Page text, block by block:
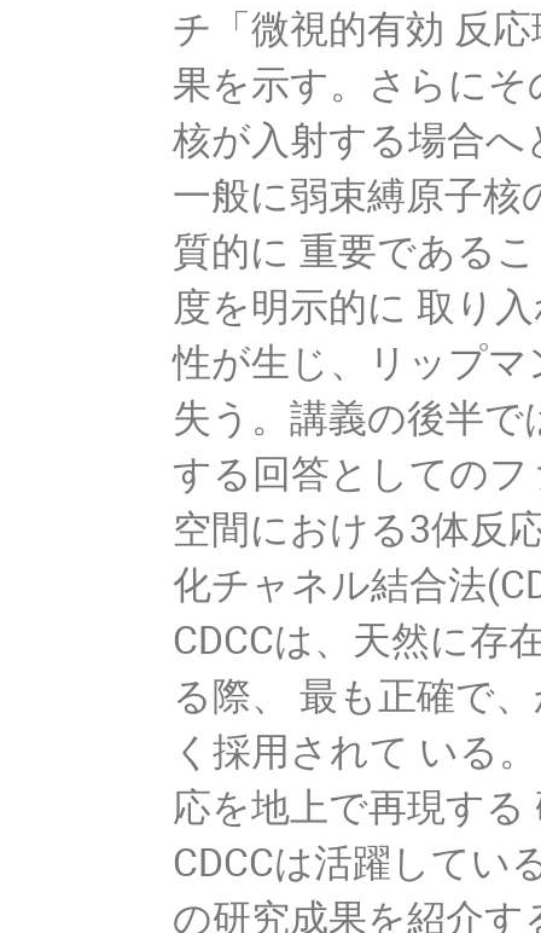
チ「微視的有効 反
果を示す。さらに
核が入射する場合
一般に弱束縛原子
質的に 重要である
度を明示的に 取り
性が生じ、リップ
失う。講義の後半
する回答としての
空間における3体反
化チャネル結合法
CDCCは、天然に存
る際、 最も正確で
く採用されて いる
応を地上で再現す
CDCCは活躍してい
の研究成果を紹介